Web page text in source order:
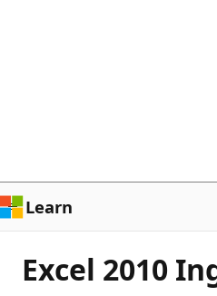
Learn
Excel 2010